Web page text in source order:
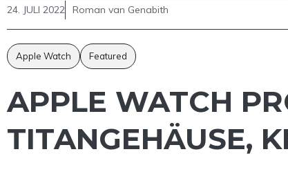
24. JULI 2022 Roman van Genabith
Apple Watch Featured
APPLE WATCH
TITANGEHÄUSE,